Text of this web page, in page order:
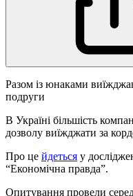
Разом із юнаками
подруги
В Україні більшість
дозволу виїжджати за
Про це йдеться у
“Економічна правда”.
Опитування провели